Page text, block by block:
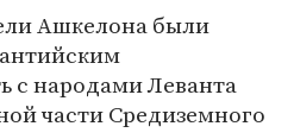
Ашкелона были
с народами Леванта
части Средиземного